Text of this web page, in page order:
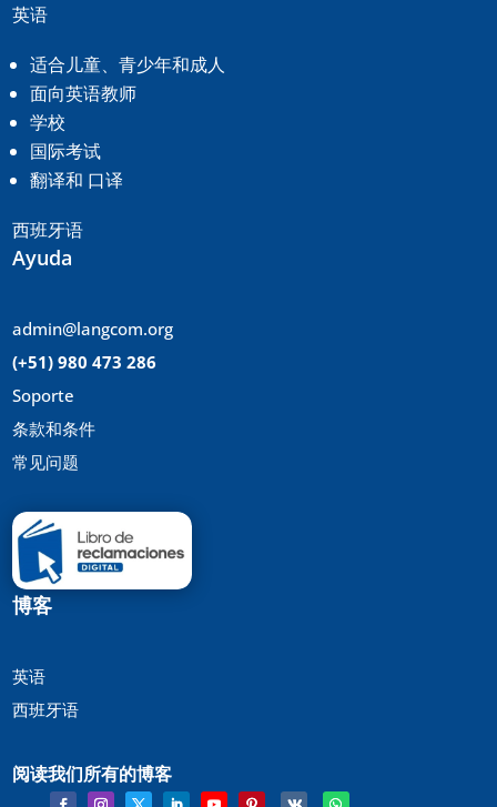
英语
适合儿童、青少年和成人
面向英语教师
学校
国际考试
翻译和 口译
西班牙语
Ayuda
admin@langcom.org
(+51) 980 473 286
Soporte
条款和条件
常见问题
博客
英语
西班牙语
阅读我们所有的博客